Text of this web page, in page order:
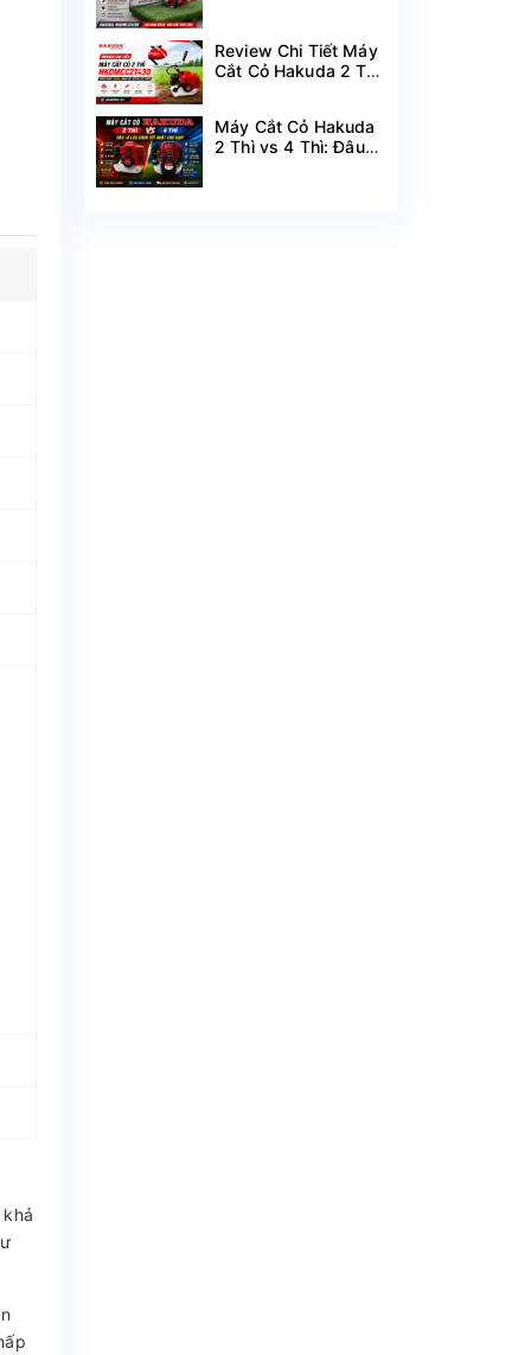
Review Chi Tiết Máy
Cắt Cỏ Hakuda 2 Thì
Máy Cắt Cỏ Hakuda
2 Thì vs 4 Thì: Đâu